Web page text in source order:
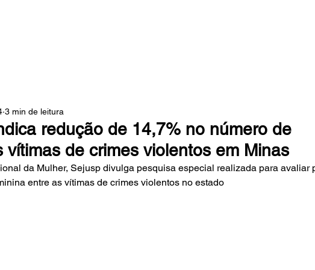
redução de 14,7% no número de
vítimas de crimes violentos em Minas
3 min de leitura
da Mulher, Sejusp divulga pesquisa especial realizada para avaliar
entre as vítimas de crimes violentos no estado